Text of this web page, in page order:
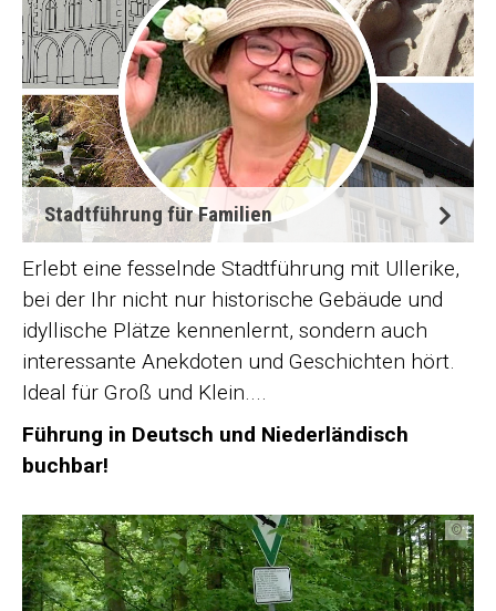
Stadtführung für Familien
Erlebt eine fesselnde Stadtführung mit Ullerike,
bei der Ihr nicht nur historische Gebäude und
idyllische Plätze kennenlernt, sondern auch
interessante Anekdoten und Geschichten hört.
Ideal für Groß und Klein....
Führung in Deutsch und Niederländisch
buchbar!
©